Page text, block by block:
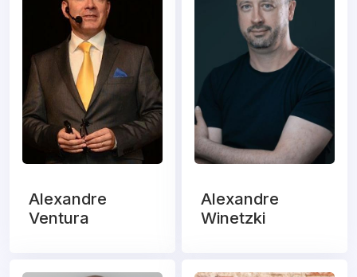
Alexandre
Ventura
Alexandre
Winetzki